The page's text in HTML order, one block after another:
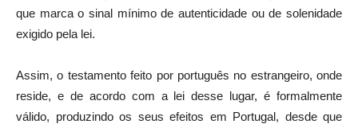
que marca o sinal mínimo de autenticidade ou de solenidade
exigido pela lei.
Assim, o testamento feito por português no estrangeiro, onde
reside, e de acordo com a lei desse lugar, é formalmente
válido, produzindo os seus efeitos em Portugal, desde que